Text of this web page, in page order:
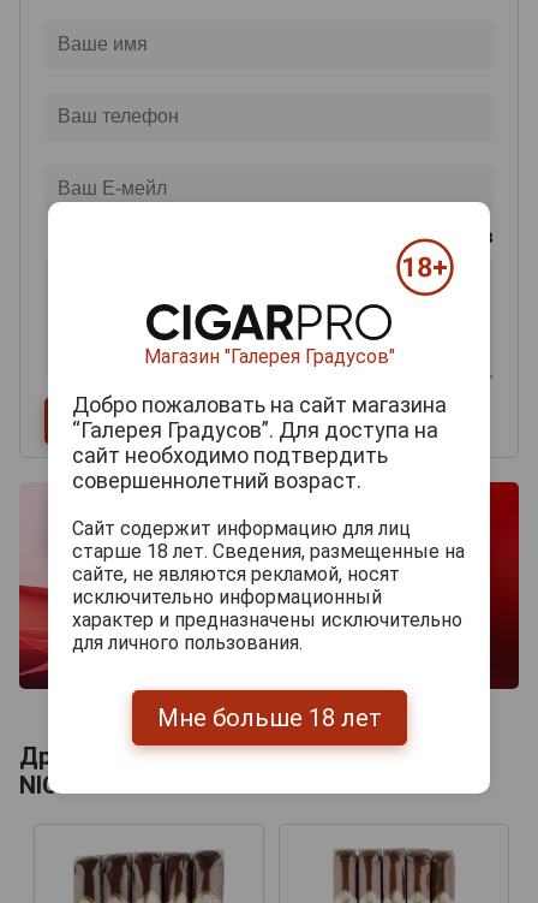
из 2000 знаков
Другие продукты бренда JOYA DE
NICARAGUA
Магазин "Галерея Градусов"
Добро пожаловать на сайт магазина
“Галерея Градусов”. Для доступа на
сайт необходимо подтвердить
совершеннолетний возраст.
Сайт содержит информацию для лиц
старше 18 лет. Сведения, размещенные на
сайте, не являются рекламой, носят
исключительно информационный
характер и предназначены исключительно
для личного пользования.
Мне больше 18 лет